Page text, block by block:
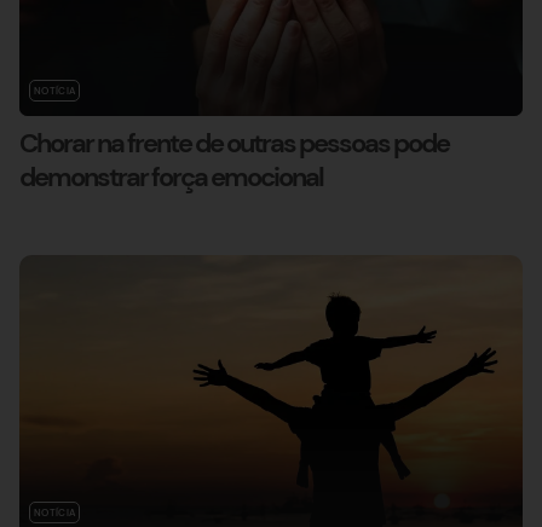
NOTÍCIA
Chorar na frente de outras pessoas pode
demonstrar força emocional
NOTÍCIA